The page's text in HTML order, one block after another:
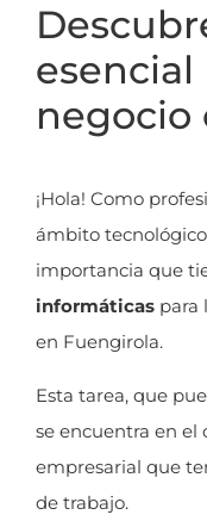
esencial
negocio
¡Hola! Como
ámbito
importancia que
informáticas para
en Fuengirola.
Esta tarea, que
se encuentra en el
empresarial que
de trabajo.